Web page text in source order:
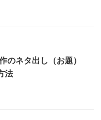
のネタ出し（お題）
法